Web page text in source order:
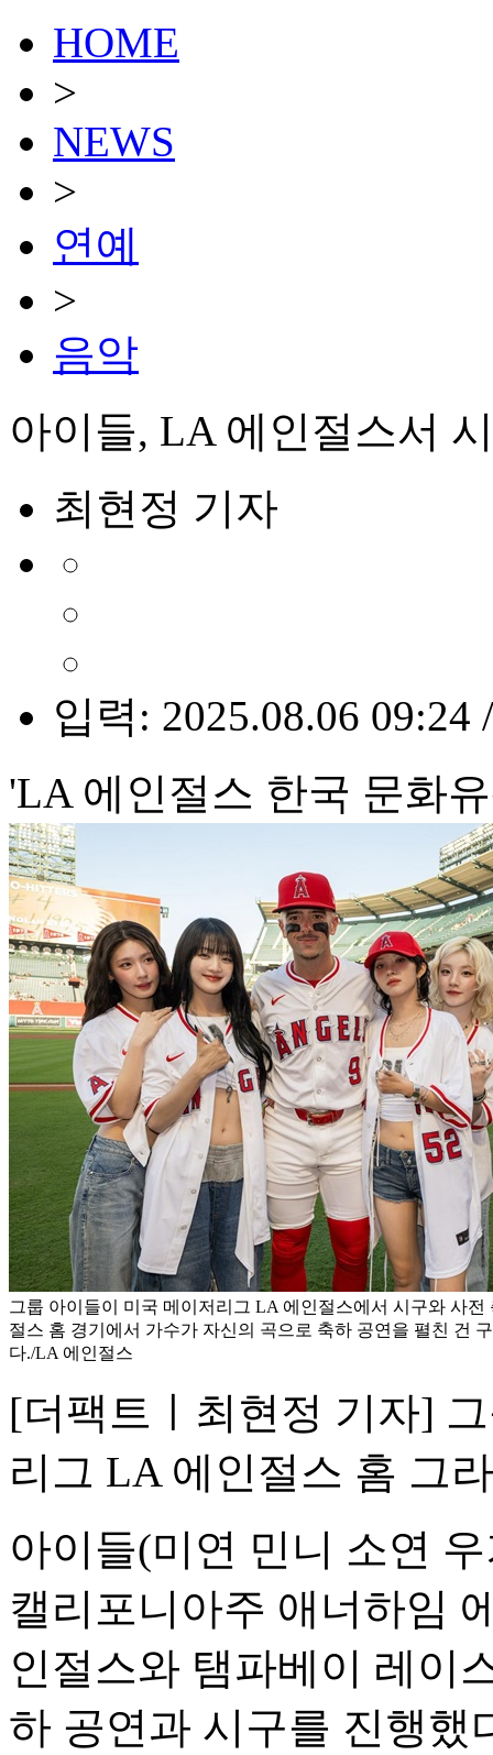
HOME
>
NEWS
>
연예
>
음악
아이들, LA 에인절스서
최현정 기자
입력: 2025.08.06 09:24
'LA 에인절스 한국 문화
그룹 아이들이 미국 메이저리그 LA 에인절스에서 시구와 사
절스 홈 경기에서 가수가 자신의 곡으로 축하 공연을 펼친 건
다./LA 에인절스
[더팩트ㅣ최현정 기자]
리그 LA 에인절스 홈 그
아이들(미연 민니 소연
캘리포니아주 애너하임
인절스와 탬파베이 레이
하 공연과 시구를 진행했